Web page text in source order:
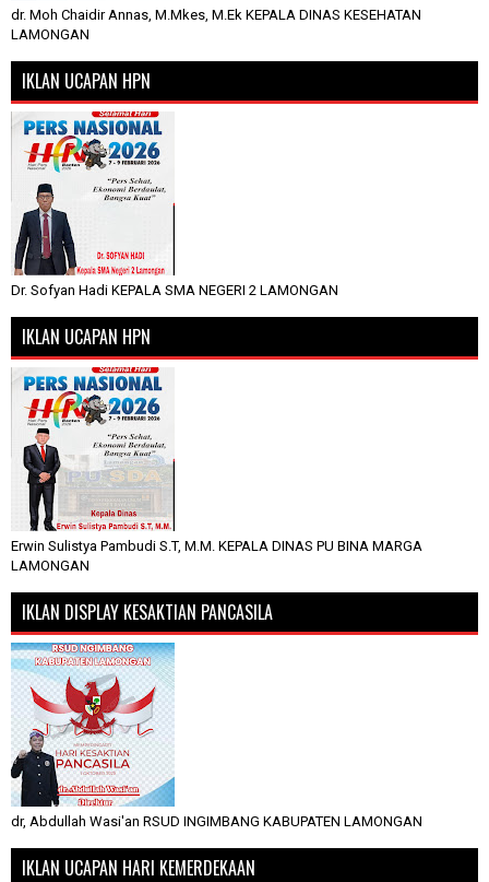
dr. Moh Chaidir Annas, M.Mkes, M.Ek KEPALA DINAS KESEHATAN
LAMONGAN
IKLAN UCAPAN HPN
Dr. Sofyan Hadi KEPALA SMA NEGERI 2 LAMONGAN
IKLAN UCAPAN HPN
Erwin Sulistya Pambudi S.T, M.M. KEPALA DINAS PU BINA MARGA
LAMONGAN
IKLAN DISPLAY KESAKTIAN PANCASILA
dr, Abdullah Wasi'an RSUD INGIMBANG KABUPATEN LAMONGAN
IKLAN UCAPAN HARI KEMERDEKAAN